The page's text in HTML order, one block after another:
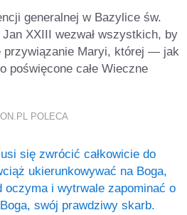
generalnej w Bazylice św.
XXIII wezwał wszystkich, by
przywiązanie Maryi, której — jak
poświęcone całe Wieczne
POLECA
się zwrócić całkowicie do
ukierunkowywać na Boga,
oczyma i wytrwale zapominać o
swój prawdziwy skarb.